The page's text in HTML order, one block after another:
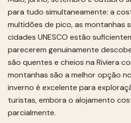
para tudo simultaneamente: a
multidões de pico, as montanhas
cidades UNESCO estão
parecerem genuinamente
são quentes e cheios na Riviera
montanhas são a melhor opção
inverno é excelente para
turistas, embora o alojamento
parcialmente.